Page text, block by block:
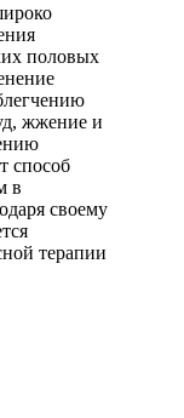
половых
жжение и
способ
в
своему
терапии